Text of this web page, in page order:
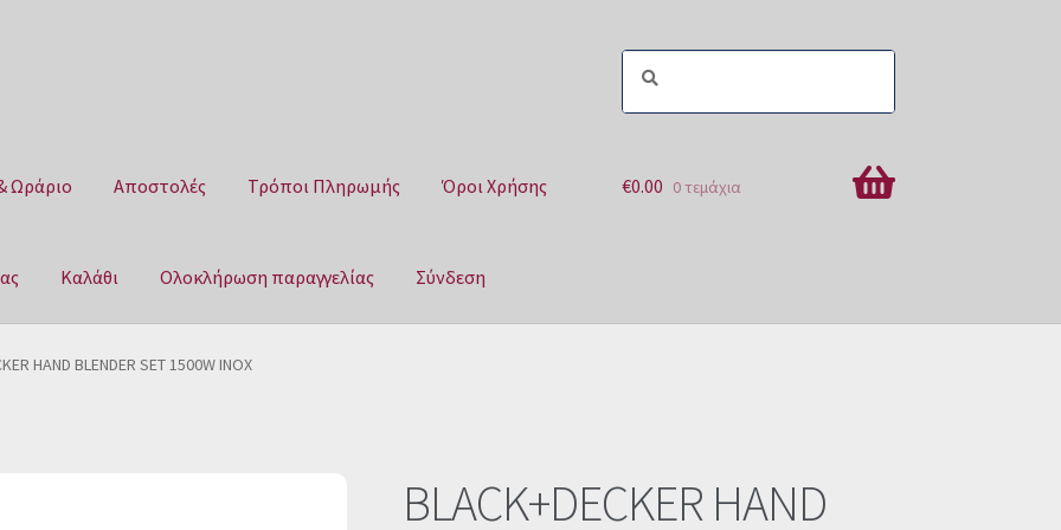
Ωράριο Αποστολές Τρόποι Πληρωμής Όροι Χρήσης
Καλάθι Ολοκλήρωση παραγγελίας Σύνδεση
€0.00 0 τεμάχια
HAND BLENDER SET 1500W INOX
BLACK+DECKER HAND